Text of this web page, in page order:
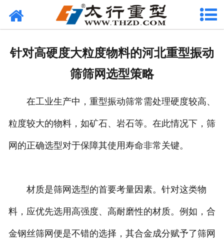
网站首页
联系我们
针对高硬度大粒度物料的河北重型振动
筛筛网选型策略
在工业生产中，重型振动筛常需处理硬度较高、
粒度较大的物料，如矿石、岩石等。在此情况下，筛
网的正确选型对于保障其使用寿命非常关键。
材质是筛网选型的首要考量因素。针对这类物
料，应优先选用高强度、高耐磨性的材质。例如，合
金钢丝筛网便是不错的选择，其合金成分赋予了筛网